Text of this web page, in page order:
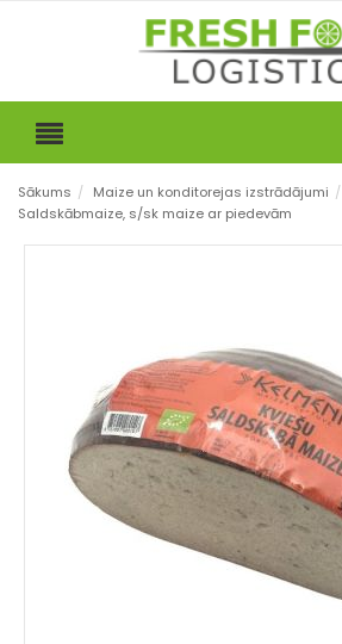
Sākums / Maize un konditorejas izstrādājumi /
Saldskābmaize, s/sk maize ar piedevām